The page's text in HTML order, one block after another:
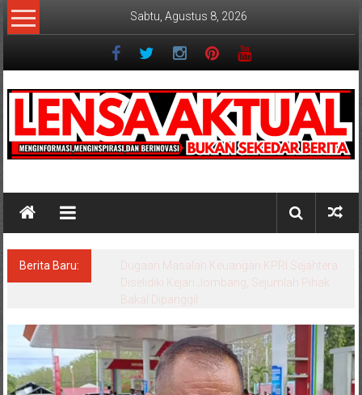
Lompat
ke
Sabtu, Agustus 8, 2026
Berita Baru:
Program Kampung Nelayan Merah Putih
Masuk Lamongan, Paciran & Brondong Jadi
Pusat Ekonomi Pesisir